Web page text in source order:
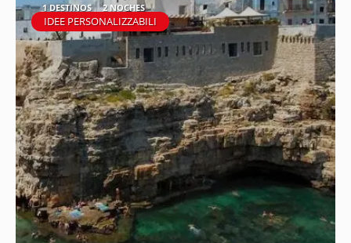
1 DESTINOS 2 NOCHES
IDEE PERSONALIZZABILI